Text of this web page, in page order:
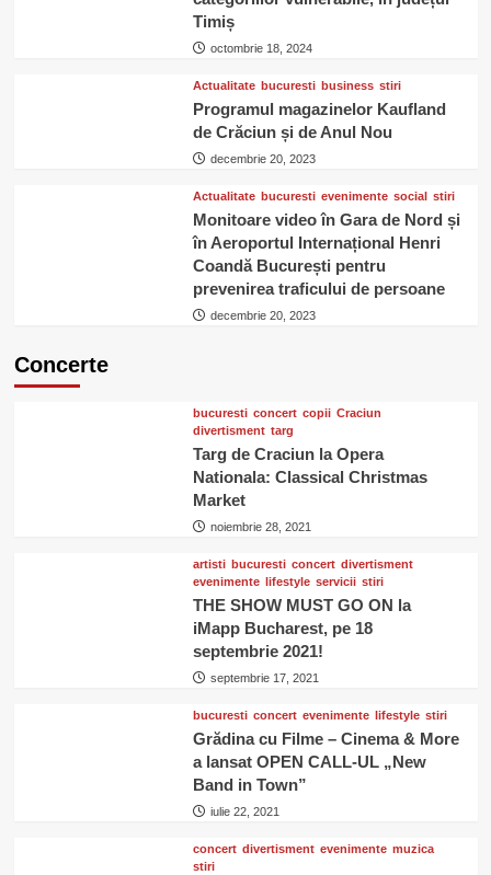
Timiș
octombrie 18, 2024
Actualitate bucuresti business stiri
Programul magazinelor Kaufland
de Crăciun și de Anul Nou
decembrie 20, 2023
Actualitate bucuresti evenimente social stiri
Monitoare video în Gara de Nord și
în Aeroportul Internațional Henri
Coandă București pentru
prevenirea traficului de persoane
decembrie 20, 2023
Concerte
bucuresti concert copii Craciun
divertisment targ
Targ de Craciun la Opera
Nationala: Classical Christmas
Market
noiembrie 28, 2021
artisti bucuresti concert divertisment
evenimente lifestyle servicii stiri
THE SHOW MUST GO ON la
iMapp Bucharest, pe 18
septembrie 2021!
septembrie 17, 2021
bucuresti concert evenimente lifestyle stiri
Grădina cu Filme – Cinema & More
a lansat OPEN CALL-UL „New
Band in Town”
iulie 22, 2021
concert divertisment evenimente muzica
stiri